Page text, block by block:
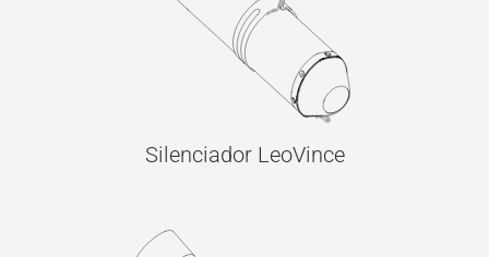
Silenciador LeoVince